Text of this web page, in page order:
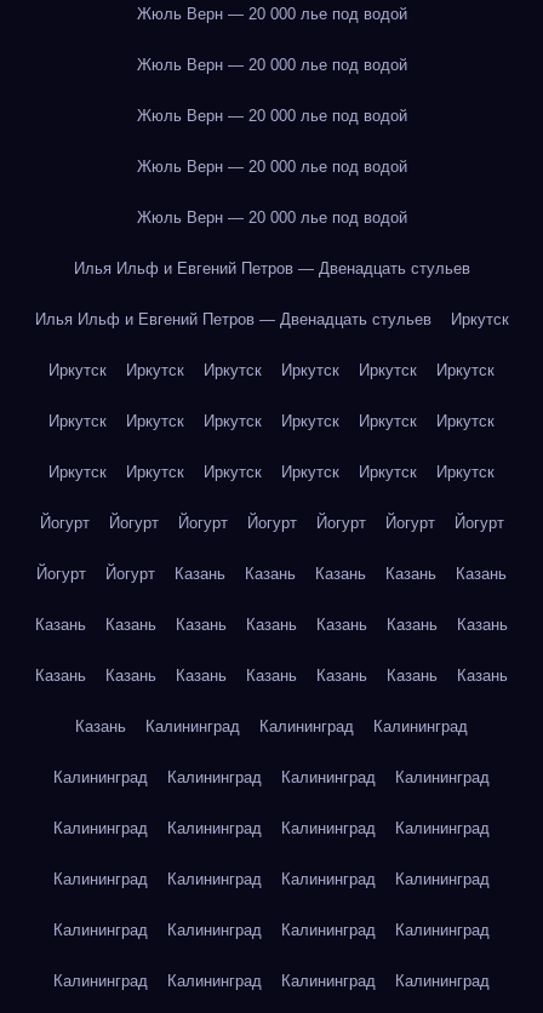
Жюль Верн — 20 000 лье под водой
Жюль Верн — 20 000 лье под водой
Жюль Верн — 20 000 лье под водой
Жюль Верн — 20 000 лье под водой
Жюль Верн — 20 000 лье под водой
Илья Ильф и Евгений Петров — Двенадцать стульев
Илья Ильф и Евгений Петров — Двенадцать стульев Иркутск
Иркутск Иркутск Иркутск Иркутск Иркутск Иркутск
Иркутск Иркутск Иркутск Иркутск Иркутск Иркутск
Иркутск Иркутск Иркутск Иркутск Иркутск Иркутск
Йогурт Йогурт Йогурт Йогурт Йогурт Йогурт Йогурт
Йогурт Йогурт Казань Казань Казань Казань Казань
Казань Казань Казань Казань Казань Казань Казань
Казань Казань Казань Казань Казань Казань Казань
Казань Калининград Калининград Калининград
Калининград Калининград Калининград Калининград
Калининград Калининград Калининград Калининград
Калининград Калининград Калининград Калининград
Калининград Калининград Калининград Калининград
Калининград Калининград Калининград Калининград